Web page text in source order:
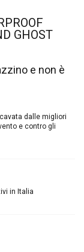
GHOST
e non è
dalle migliori
e contro gli
in Italia